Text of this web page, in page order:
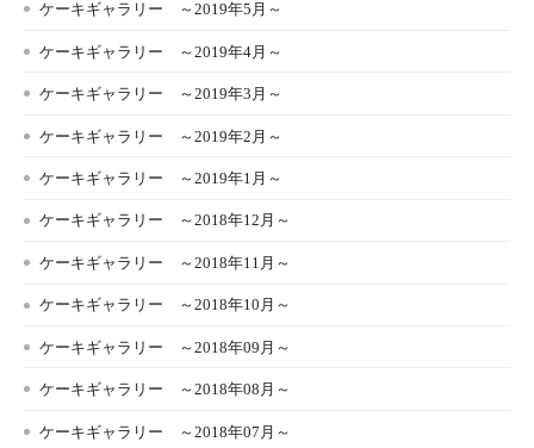
ケーキギャラリー ～2019年5月～
ケーキギャラリー ～2019年4月～
ケーキギャラリー ～2019年3月～
ケーキギャラリー ～2019年2月～
ケーキギャラリー ～2019年1月～
ケーキギャラリー ～2018年12月～
ケーキギャラリー ～2018年11月～
ケーキギャラリー ～2018年10月～
ケーキギャラリー ～2018年09月～
ケーキギャラリー ～2018年08月～
ケーキギャラリー ～2018年07月～